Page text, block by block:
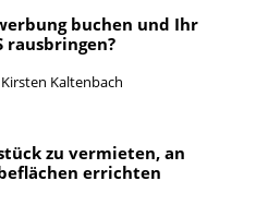
buchen und Ihr
rausbringen?
Kaltenbach
zu vermieten, an
errichten